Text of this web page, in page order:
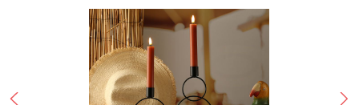
Bildergalerie überspringen